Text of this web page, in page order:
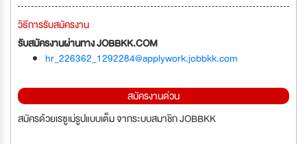
วิธีการรับสมัครงาน
รับสมัครงานผ่านทาง JOBBKK.COM
hr_226362_1292284@applywork.jobbkk.com
สมัครงานด่วน
สมัครด้วยเรซูเม่รูปแบบเต็ม จากระบบสมาชิก JOBBKK